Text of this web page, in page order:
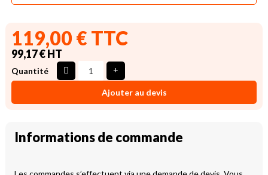
119,00 € TTC
99,17 € HT
Quantité
Ajouter au devis
Informations de commande